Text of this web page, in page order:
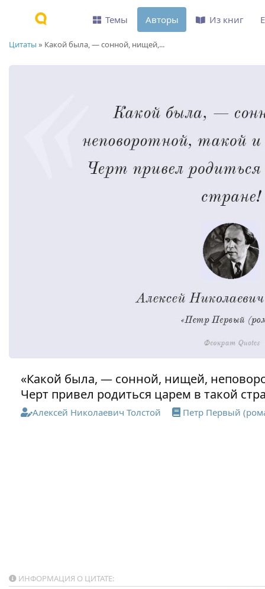
Цитаты » Какой была, — сонной, нищей,...
«Какой была, — сонной, нищей,
Черт привел родиться царем в такой
Алексей Николаевич Толстой Петр Первый
ИНФОРМАЦИЯ О ЦИТАТЕ:
Темы Авторы Из книг